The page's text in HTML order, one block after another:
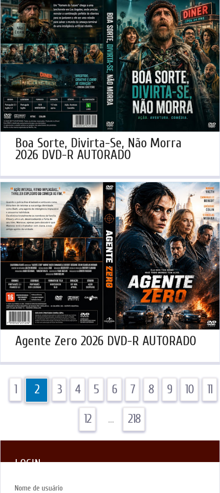
Boa Sorte, Divirta-Se, Não Morra
2026 DVD-R AUTORADO
Agente Zero 2026 DVD-R AUTORADO
1 2 3 4 5 6 7 8 9 10 11
12 … 218
LOGIN
Nome de usuário